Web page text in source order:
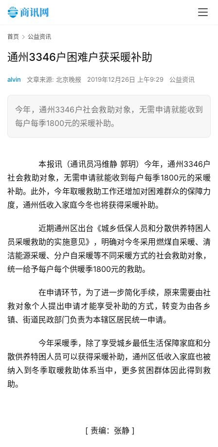
新
闻
财
业
A
首页 公益资讯
通州3346户困难户获采暖补助
alvin 文章来源: 北京晚报 2019年12月26日 上午9:29 公益资讯
今年，通州3346户社会救助对象，无需申请就能收到
每户每季1800元的采暖补助。
本报讯（通讯员冯维静 郭玥）今年，通州3346户
社会救助对象，无需申请就能收到每户每季1800元的采暖
补助。此外，今年取暖救助工作还增加对困难群众的保障力
度，通州低收入家庭今冬也将获得采暖补助。
近期通州区出台《城乡低保人员和分散供养特困人
员采暖救助的实施意见》，明确对今冬采用燃煤自采暖、清
洁能源采暖、分户自采暖等不同采暖方式的社会救助对象，
统一给予每户每个供暖季1800元的救助。
在申请环节，为了进一步简化手续，原来需要由社
救对象个人提出申请才能享受补助的方式，转变为由各乡
镇、街道民政部门负责为本辖区居民统一申请。
今年采暖季，除了享受城乡最低生活保障家庭和分
散供养特困人员可以获得采暖补助，通州区低收入家庭也被
纳入到冬季取暖救助体系当中，更多贫困群体因此得到救
助。
[ 责编：张静 ]